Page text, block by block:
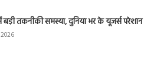
तकनीकी समस्या, दुनिया भर के यूजर्स परेशान